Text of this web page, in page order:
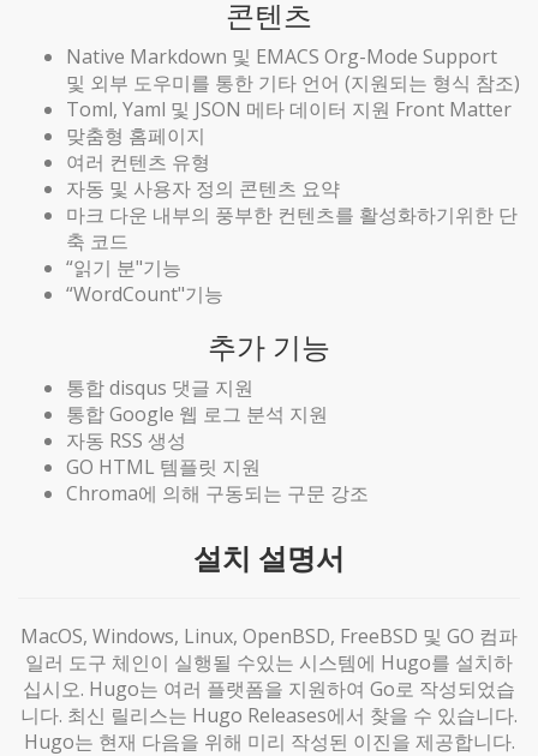
콘텐츠
Native Markdown 및 EMACS Org-Mode Support
및 외부 도우미를 통한 기타 언어 (지원되는 형식 참조)
Toml, Yaml 및 JSON 메타 데이터 지원 Front Matter
맞춤형 홈페이지
여러 컨텐츠 유형
자동 및 사용자 정의 콘텐츠 요약
마크 다운 내부의 풍부한 컨텐츠를 활성화하기위한 단
축 코드
“읽기 분"기능
“WordCount"기능
추가 기능
통합 disqus 댓글 지원
통합 Google 웹 로그 분석 지원
자동 RSS 생성
GO HTML 템플릿 지원
Chroma에 의해 구동되는 구문 강조
설치 설명서
MacOS, Windows, Linux, OpenBSD, FreeBSD 및 GO 컴파
일러 도구 체인이 실행될 수있는 시스템에 Hugo를 설치하
십시오. Hugo는 여러 플랫폼을 지원하여 Go로 작성되었습
니다. 최신 릴리스는 Hugo Releases에서 찾을 수 있습니다.
Hugo는 현재 다음을 위해 미리 작성된 이진을 제공합니다.